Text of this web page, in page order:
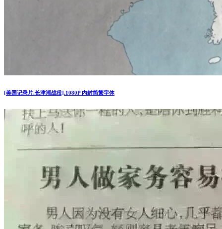
[美国记录片.长津湖战役].1080P 内封简繁字体